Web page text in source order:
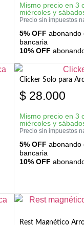
Mismo precio en 3
miércoles y
Precio sin impuestos
5% OFF abonando
bancaria
10% OFF
Clicker Solo para
$ 28.000
Mismo precio en 3
miércoles y
Precio sin impuestos
5% OFF abonando
bancaria
10% OFF
Rest Magnético